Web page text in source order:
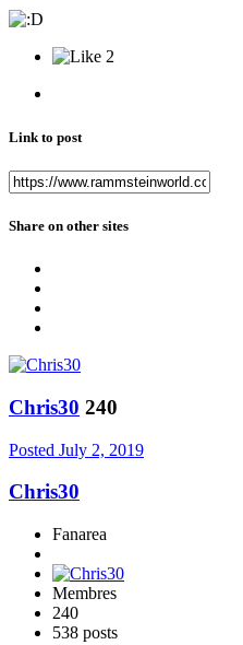
2
Link to post
Share on other sites
Chris30 240
Posted July 2, 2019
Chris30
Fanarea
Membres
240
538 posts